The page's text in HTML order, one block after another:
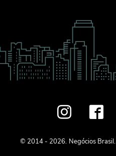
© 2014 - 2026. Negócios Brasil.